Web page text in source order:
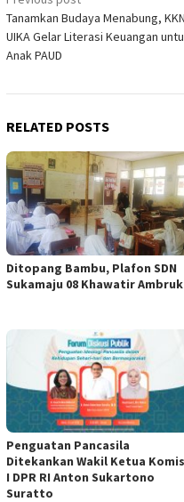
navigation
Tanamkan Budaya Menabung, KKN
UIKA Gelar Literasi Keuangan
Anak PAUD
RELATED POSTS
Ditopang Bambu, Plafon SDN
Sukamaju 08 Khawatir Ambruk
Penguatan Pancasila
Ditekankan Wakil Ketua
I DPR RI Anton Sukartono
Suratto